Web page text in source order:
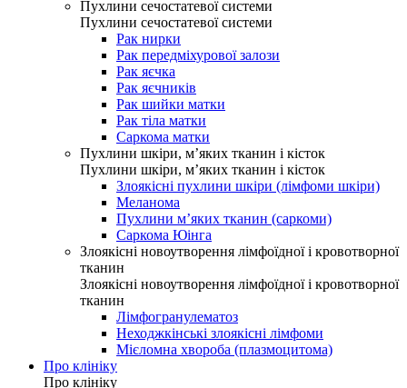
Пухлини сечостатевої системи
Пухлини сечостатевої системи
Рак нирки
Рак передміхурової залози
Рак яєчка
Рак яєчників
Рак шийки матки
Рак тіла матки
Саркома матки
Пухлини шкіри, м’яких тканин і кісток
Пухлини шкіри, м’яких тканин і кісток
Злоякісні пухлини шкіри (лімфоми шкіри)
Меланома
Пухлини м’яких тканин (саркоми)
Саркома Юінга
Злоякісні новоутворення лімфоїдної і кровотворної
тканин
Злоякісні новоутворення лімфоїдної і кровотворної
тканин
Лімфогранулематоз
Неходжкінські злоякісні лімфоми
Мієломна хвороба (плазмоцитома)
Про клініку
Про клініку